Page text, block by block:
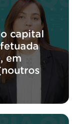
capital
em